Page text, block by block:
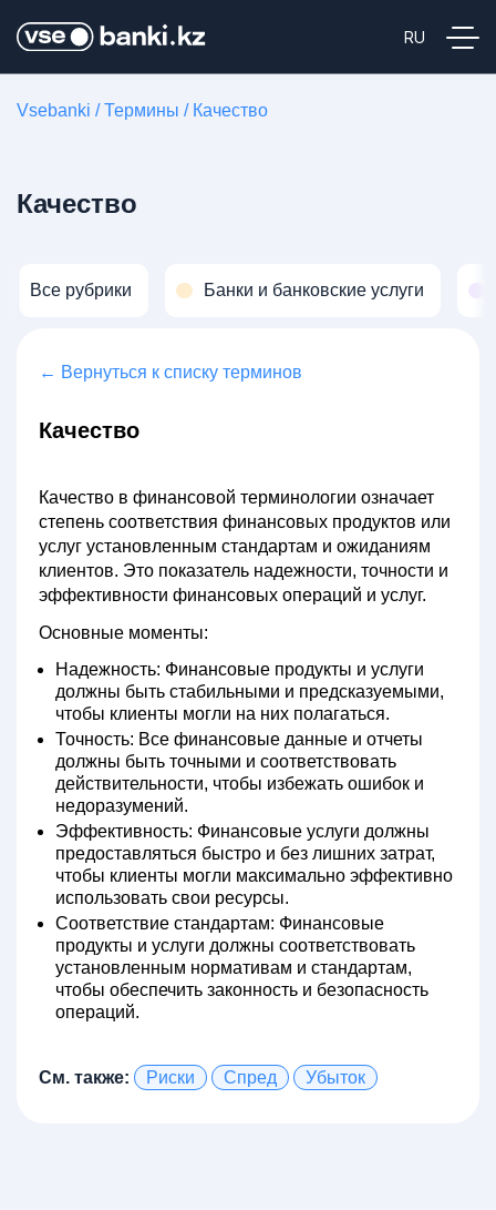
Vsebanki /Термины / Качество
Качество
Все рубрики Банки и банковские услуги
← Вернуться к списку терминов
Качество
Качество в финансовой терминологии означает
степень соответствия финансовых продуктов или
услуг установленным стандартам и ожиданиям
клиентов. Это показатель надежности, точности и
эффективности финансовых операций и услуг.
Основные моменты:
Надежность: Финансовые продукты и услуги
должны быть стабильными и предсказуемыми,
чтобы клиенты могли на них полагаться.
Точность: Все финансовые данные и отчеты
должны быть точными и соответствовать
действительности, чтобы избежать ошибок и
недоразумений.
Эффективность: Финансовые услуги должны
предоставляться быстро и без лишних затрат,
чтобы клиенты могли максимально эффективно
использовать свои ресурсы.
Соответствие стандартам: Финансовые
продукты и услуги должны соответствовать
установленным нормативам и стандартам,
чтобы обеспечить законность и безопасность
операций.
См. также: Риски Спред Убыток